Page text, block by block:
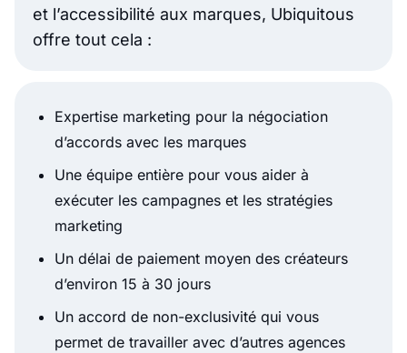
et l’accessibilité aux marques, Ubiquitous
offre tout cela :
Expertise marketing pour la négociation
d’accords avec les marques
Une équipe entière pour vous aider à
exécuter les campagnes et les stratégies
marketing
Un délai de paiement moyen des créateurs
d’environ 15 à 30 jours
Un accord de non-exclusivité qui vous
permet de travailler avec d’autres agences